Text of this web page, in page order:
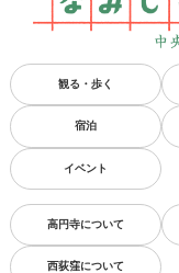
観る・歩く
宿泊
イベント
高円寺について
西荻窪について